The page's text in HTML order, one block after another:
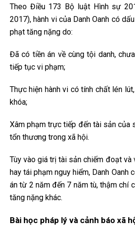
Theo Điều 173 Bộ luật Hình sự
2017), hành vi của Danh Oanh có
phạt tăng nặng do:
Đã có tiền án về cùng tội danh,
tiếp tục vi phạm;
Thực hiện hành vi có tính chất lén
khóa;
Xâm phạm trực tiếp đến tài sản của
tổn thương trong xã hội.
Tùy vào giá trị tài sản chiếm đoạt và
hay tái phạm nguy hiểm, Danh
án từ 2 năm đến 7 năm tù, thậm chí
tăng nặng khác.
Bài học pháp lý và cảnh báo xã